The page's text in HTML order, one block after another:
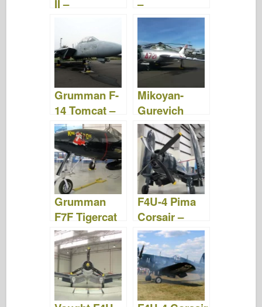
II –
–
WalkAround
Grumman F-
14 Tomcat –
WalkAround
Mikoyan-
Gurevich
MiG-17 –
WalkAround
Grumman
F7F Tigercat
–
WalkAround
F4U-4 Pima
Corsair –
WalkAround